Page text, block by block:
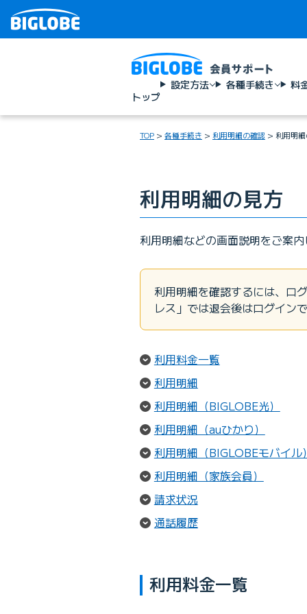
トップ
設定方法 各種手続き 料
TOP 各種手続き 利用明細の確認 利用明
利用明細の見方
利用明細などの画面説明をご案
利用明細を確認するには、ロ
レス」では退会後はログイン
利用料金一覧（ページ内リン
利用明細（ページ内リンク）
利用明細（BIGLOBE光）
利用明細（auひかり）
利用明細（BIGLOBEモバイル
利用明細（家族会員）
請求状況（ページ内リンク）
通話履歴（ページ内リンク）
利用料金一覧